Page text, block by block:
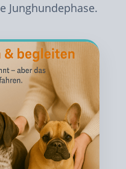
Junghundephase.